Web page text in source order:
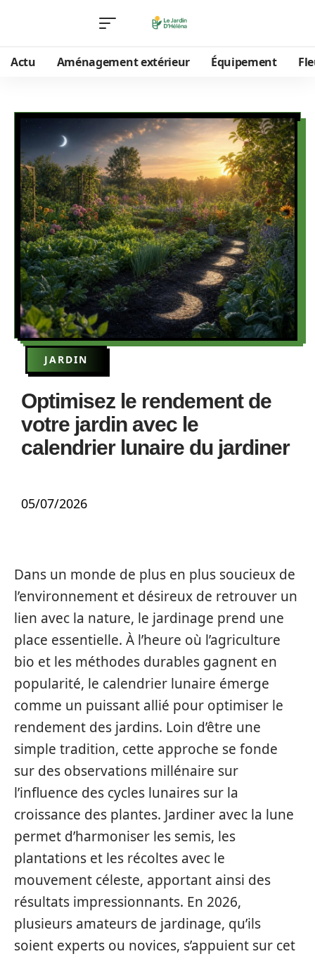
Actu Aménagement extérieur Équipement
JARDIN
Optimisez le rendement de
votre jardin avec le
calendrier lunaire du jardiner
05/07/2026
Dans un monde de plus en plus soucieux de
l’environnement et désireux de retrouver un
lien avec la nature, le jardinage prend une
place essentielle. À l’heure où l’agriculture
bio et les méthodes durables gagnent en
popularité, le calendrier lunaire émerge
comme un puissant allié pour optimiser le
rendement des jardins. Loin d’être une
simple tradition, cette approche se fonde
sur des observations millénaire sur
l’influence des cycles lunaires sur la
croissance des plantes. Jardiner avec la lune
permet d’harmoniser les semis, les
plantations et les récoltes avec le
mouvement céleste, apportant ainsi des
résultats impressionnants. En 2026,
plusieurs amateurs de jardinage, qu’ils
soient experts ou novices, s’appuient sur cet